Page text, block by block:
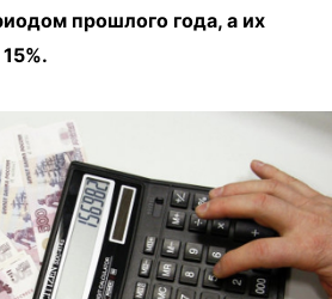
прошлого года, а их